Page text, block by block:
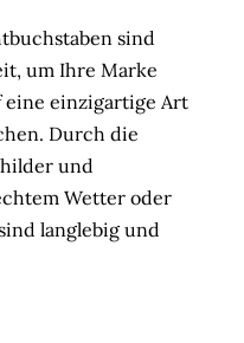
sind
um Ihre Marke
einzigartige Art
Durch die
und
Wetter oder
langlebig und